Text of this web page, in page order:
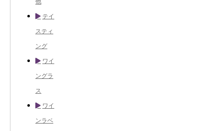
他
テイ
スティ
ング
ワイ
ングラ
ス
ワイ
ンラベ